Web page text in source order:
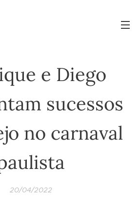
e Diego
sucessos
no carnaval
20/04/2022